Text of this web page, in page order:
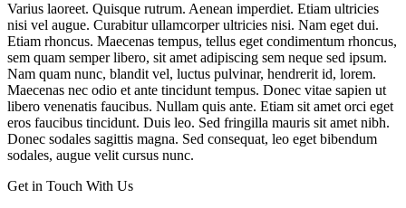
Varius laoreet. Quisque rutrum. Aenean imperdiet. Etiam ultricies
nisi vel augue. Curabitur ullamcorper ultricies nisi. Nam eget dui.
Etiam rhoncus. Maecenas tempus, tellus eget condimentum rhoncus,
sem quam semper libero, sit amet adipiscing sem neque sed ipsum.
Nam quam nunc, blandit vel, luctus pulvinar, hendrerit id, lorem.
Maecenas nec odio et ante tincidunt tempus. Donec vitae sapien ut
libero venenatis faucibus. Nullam quis ante. Etiam sit amet orci eget
eros faucibus tincidunt. Duis leo. Sed fringilla mauris sit amet nibh.
Donec sodales sagittis magna. Sed consequat, leo eget bibendum
sodales, augue velit cursus nunc.
Get in Touch With Us